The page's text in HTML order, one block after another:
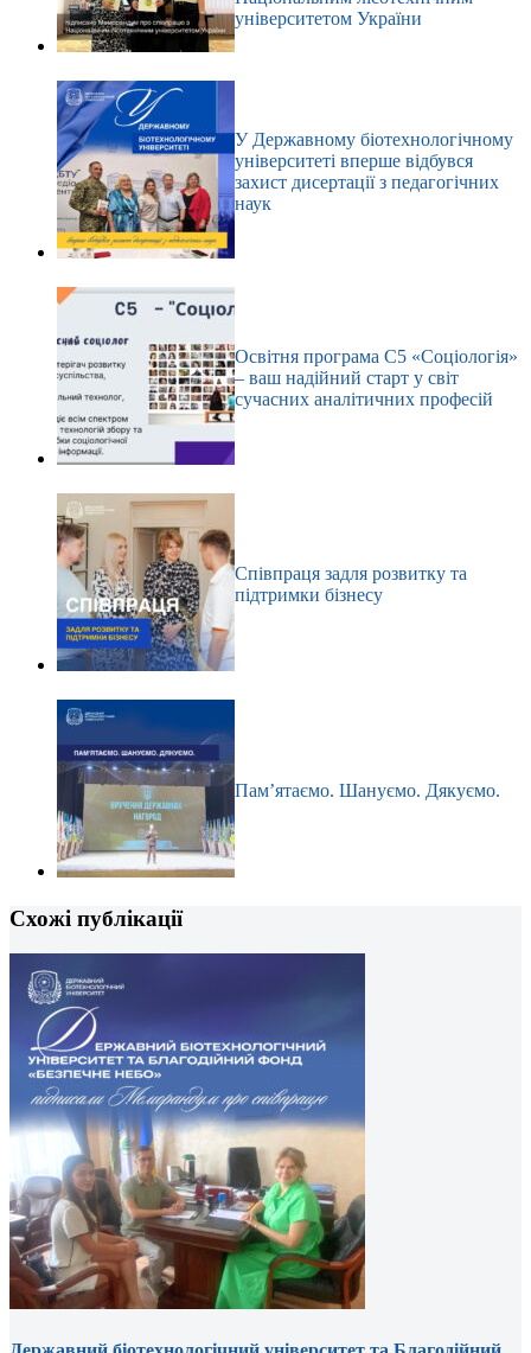
університетом України
У Державному біотехнологічному
університеті вперше відбувся
захист дисертації з педагогічних
наук
Освітня програма С5 «Соціологія»
– ваш надійний старт у світ
сучасних аналітичних професій
Співпраця задля розвитку та
підтримки бізнесу
Пам’ятаємо. Шануємо. Дякуємо.
Схожі публікації